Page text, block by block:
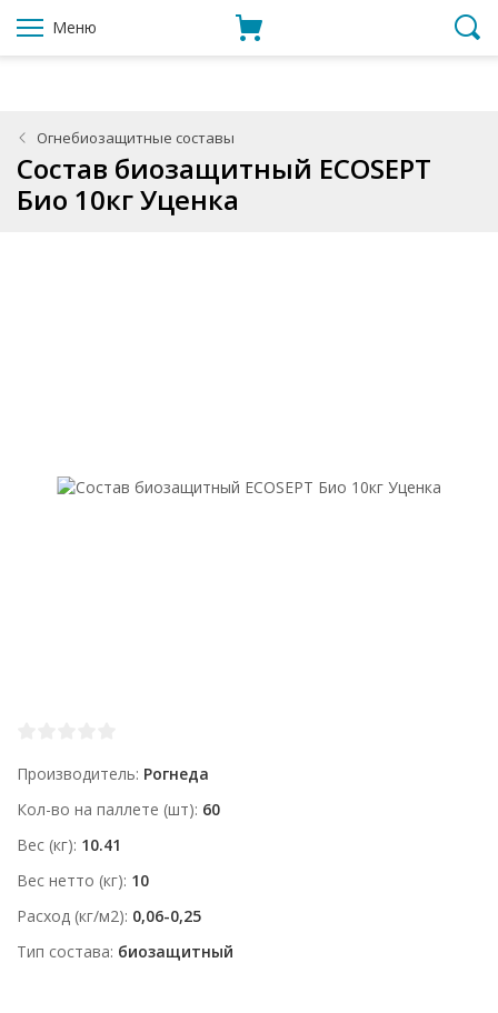
Меню
Огнебиозащитные составы
Состав биозащитный ECOSEPT
Био 10кг Уценка
Производитель Рогнеда
Кол-во на паллете (шт) 60
Вес (кг) 10.41
Вес нетто (кг) 10
Расход (кг/м2) 0,06-0,25
Тип состава биозащитный